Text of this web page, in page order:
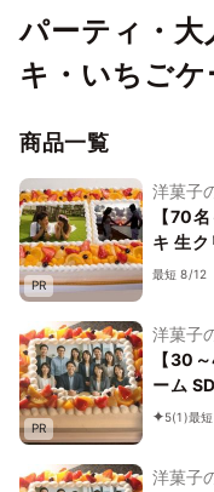
パーティ・大
キ・いちごケ
商品一覧
PR
洋菓子
【70
キ 生
最短 8/12
PR
洋菓子
【30
ーム
5(1)最
洋菓子